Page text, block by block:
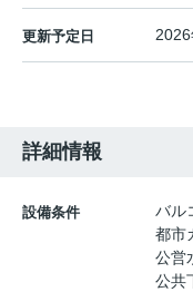
更新予定日
詳細情報
設備条件
バル
都市
公営
公共